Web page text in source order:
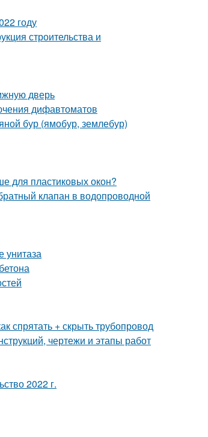
году
строительства и
дверь
дифавтоматов
бур (ямобур, землебур)
для пластиковых окон?
клапан в водопроводной
унитаза
спрятать + скрыть трубопровод
чертежи и этапы работ
2022 г.